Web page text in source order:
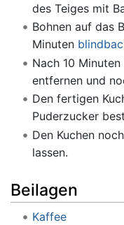
des Teiges mit
Bohnen auf das
Minuten
Nach 10
entfernen und
Den fertigen
Puderzucker
Den Kuchen
lassen.
Beilagen
Kaffee